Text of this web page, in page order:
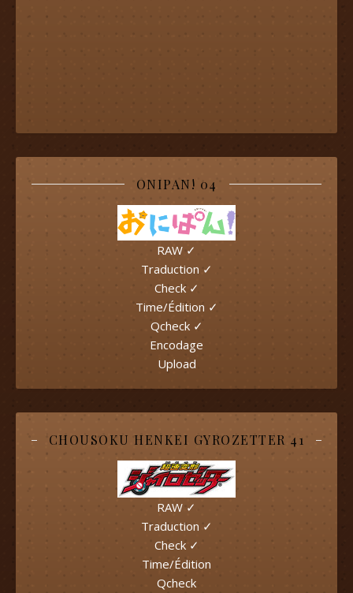
ONIPAN! 04
RAW ✓
Traduction ✓
Check ✓
Time/Édition ✓
Qcheck ✓
Encodage
Upload
CHOUSOKU HENKEI GYROZETTER 41
RAW ✓
Traduction ✓
Check ✓
Time/Édition
Qcheck